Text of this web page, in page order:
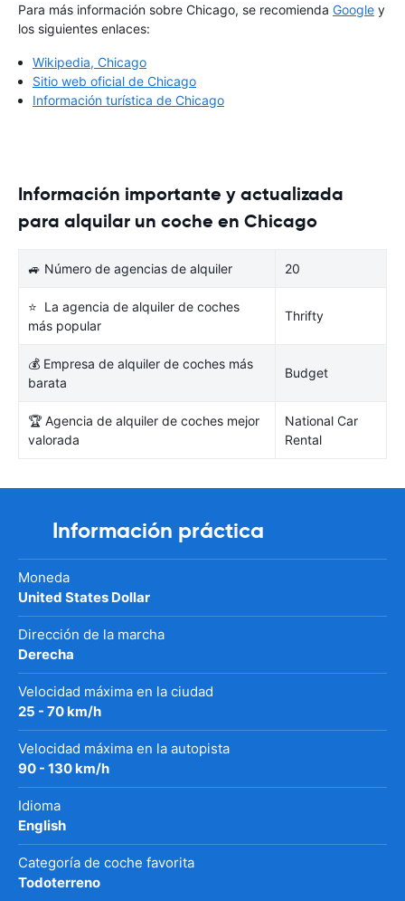
Para más información sobre Chicago, se recomienda Google y
los siguientes enlaces:
Wikipedia, Chicago
Sitio web oficial de Chicago
Información turística de Chicago
Información importante y actualizada
para alquilar un coche en Chicago
🚙 Número de agencias de alquiler 20
⭐ La agencia de alquiler de coches
más popular
Thrifty
💰 Empresa de alquiler de coches más
barata
Budget
🏆 Agencia de alquiler de coches mejor
valorada
National Car
Rental
Información práctica
Moneda
United States Dollar
Dirección de la marcha
Derecha
Velocidad máxima en la ciudad
25 - 70 km/h
Velocidad máxima en la autopista
90 - 130 km/h
Idioma
English
Categoría de coche favorita
Todoterreno